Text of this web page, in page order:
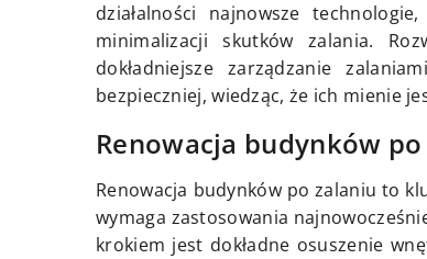
działalności najnowsze
minimalizacji skutków zalania.
dokładniejsze zarządzanie
bezpieczniej, wiedząc, że ich mienie
Renowacja budynków
Renowacja budynków po zalaniu to
wymaga zastosowania
krokiem jest dokładne osuszenie